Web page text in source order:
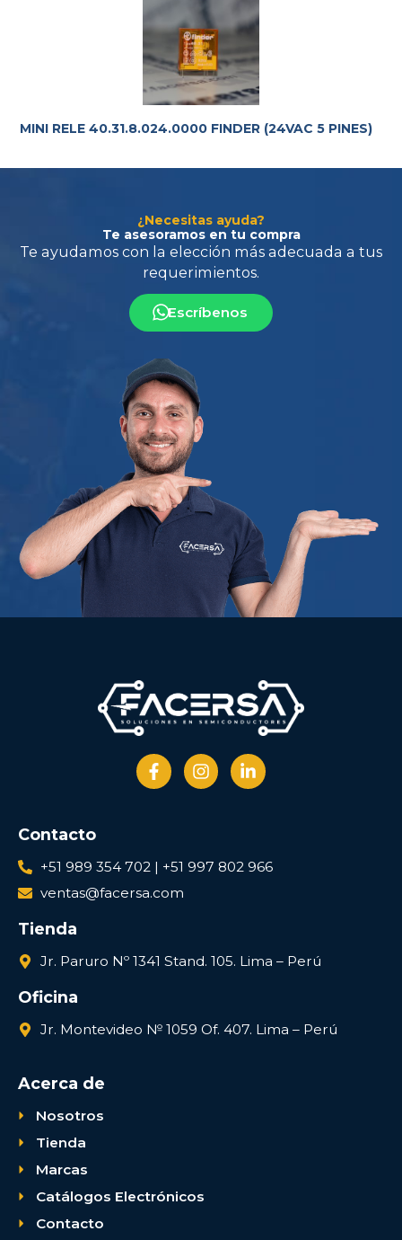
MINI RELE 40.31.8.024.0000 FINDER (24VAC 5 PINES)
¿Necesitas ayuda?
Te asesoramos en tu compra
Te ayudamos con la elección más adecuada
requerimientos.
Escríbenos
Contacto
+51 989 354 702 | +51 997 802 966
ventas@facersa.com
Tienda
Jr. Paruro Nº 1341 Stand. 105. Lima – Perú
Oficina
Jr. Montevideo № 1059 Of. 407. Lima – Perú
Acerca de
Nosotros
Tienda
Marcas
Catálogos Electrónicos
Contacto